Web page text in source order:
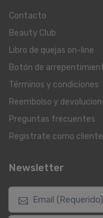
Contacto
Beauty Club
Libro de quejas on-line
Botón de
Términos y condiciones
Reembolso y
Preguntas frecuentes
Registrate como cliente
Newsletter